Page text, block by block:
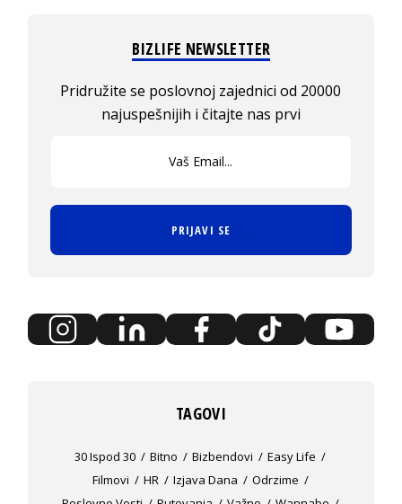
BIZLIFE NEWSLETTER
Pridružite se poslovnoj zajednici od 20000
najuspešnijih i čitajte nas prvi
PRIJAVI SE
TAGOVI
30 Ispod 30 Bitno Bizbendovi
Easy Life
Filmovi
HR Izjava Dana
Odrzime